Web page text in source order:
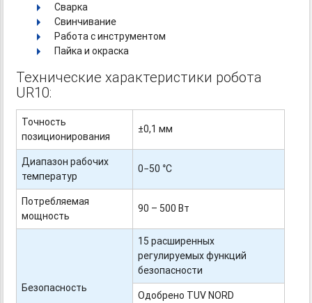
Сварка
Свинчивание
Работа с инструментом
Пайка и окраска
Технические характеристики робота
UR10:
Точность
позиционирования
±0,1 мм
Диапазон рабочих
температур
0−50 °С
Потребляемая
мощность
90 – 500 Вт
Безопасность
15 расширенных
регулируемых функций
безопасности
Одобрено TUV NORD